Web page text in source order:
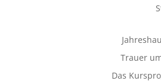
Trauer
Das